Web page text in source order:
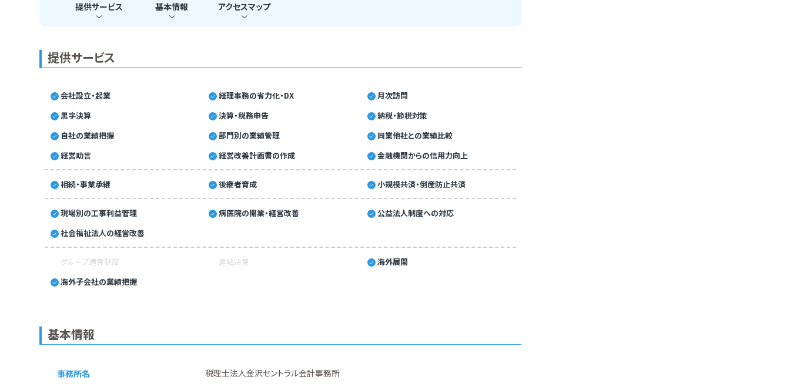
提供サービス 基本情報 アクセスマップ
提供サービス
会社設立・起業 経理事務の省力化・DX
月次訪問
黒字決算
決算・税務申告
納税・節税対策
自社の業績把握
部門別の業績管理
同業他社との業績比較
経営助言
経営改善計画書の作成 金融機関からの信用力向上
相続・事業承継 後継者育成 小規模共済・倒産防止共済
現場別の工事利益管理 病医院の開業・経営改善
公益法人制度への対応
社会福祉法人の経営改善
グループ通算制度 連結決算
海外展開
海外子会社の業績把握
基本情報
事務所名 税理士法人金沢セントラル会計事務所